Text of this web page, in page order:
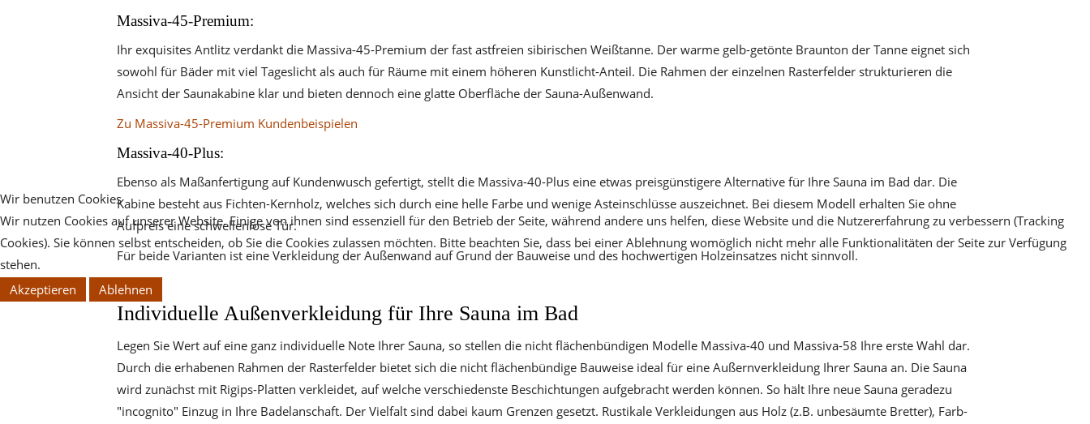
Massiva-45-Premium:
Ihr exquisites Antlitz verdankt die Massiva-45-Premium der fast astfreien sibirischen Weißtanne. Der warme gelb-getönte Braunton der Tanne eignet sich
sowohl für Bäder mit viel Tageslicht als auch für Räume mit einem höheren Kunstlicht-Anteil. Die Rahmen der einzelnen Rasterfelder strukturieren die
Ansicht der Saunakabine klar und bieten dennoch eine glatte Oberfläche der Sauna-Außenwand.
Zu Massiva-45-Premium Kundenbeispielen
Massiva-40-Plus:
Ebenso als Maßanfertigung auf Kundenwusch gefertigt, stellt die Massiva-40-Plus eine etwas preisgünstigere Alternative für Ihre Sauna im Bad dar. Die
Kabine besteht aus Fichten-Kernholz, welches sich durch eine helle Farbe und wenige Asteinschlüsse auszeichnet. Bei diesem Modell erhalten Sie ohne
Aufpreis eine schwellenlose Tür.
Für beide Varianten ist eine Verkleidung der Außenwand auf Grund der Bauweise und des hochwertigen Holzeinsatzes nicht sinnvoll.
Individuelle Außenverkleidung für Ihre Sauna im Bad
Legen Sie Wert auf eine ganz individuelle Note Ihrer Sauna, so stellen die nicht flächenbündigen Modelle Massiva-40 und Massiva-58 Ihre erste Wahl dar.
Durch die erhabenen Rahmen der Rasterfelder bietet sich die nicht flächenbündige Bauweise ideal für eine Außernverkleidung Ihrer Sauna an. Die Sauna
wird zunächst mit Rigips-Platten verkleidet, auf welche verschiedenste Beschichtungen aufgebracht werden können. So hält Ihre neue Sauna geradezu
"incognito" Einzug in Ihre Badelanschaft. Der Vielfalt sind dabei kaum Grenzen gesetzt. Rustikale Verkleidungen aus Holz (z.B. unbesäumte Bretter), Farb-
Wir benutzen Cookies
Wir nutzen Cookies auf unserer Website. Einige von ihnen sind essenziell für den Betrieb der Seite, während andere uns helfen, diese Website und die Nutzererfahrung zu verbessern (Tracking
Cookies). Sie können selbst entscheiden, ob Sie die Cookies zulassen möchten. Bitte beachten Sie, dass bei einer Ablehnung womöglich nicht mehr alle Funktionalitäten der Seite zur Verfügung
stehen.
Akzeptieren
Ablehnen